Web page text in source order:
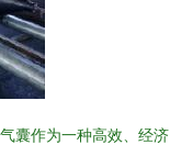
囊作为一种高效、经